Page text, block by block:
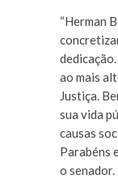
“Herman
ao mais
Justiça.
sua vida
causas
Parabéns
o senador.